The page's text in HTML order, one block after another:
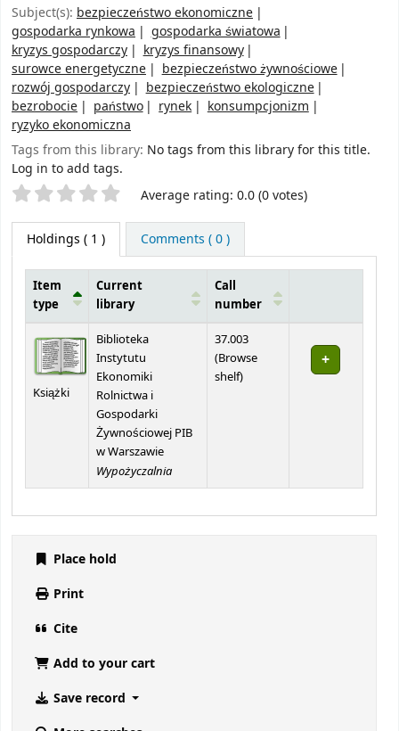
Subject(s): bezpieczeństwo ekonomiczne
gospodarka rynkowa
gospodarka światowa
kryzys gospodarczy
kryzys finansowy
surowce energetyczne
bezpieczeństwo żywnościowe
rozwój gospodarczy
bezpieczeństwo ekologiczne
bezrobocie
państwo rynek
konsumpcjonizm
ryzyko ekonomiczna
Tags from this library: No tags from this library for this title.
Log in to add tags.
Star ratings Average rating: 0.0 (0 votes)
Holdings ( 1 ) Comments ( 0 )
Item
type
Current
library
Call
number
Książki
Biblioteka
Instytutu
Ekonomiki
Rolnictwa i
Gospodarki
Żywnościowej PIB
w Warszawie
Wypożyczalnia
37.003
(Browse
shelf(Opens below)
)
Place hold
Print
Cite
Add to your cart
Save record